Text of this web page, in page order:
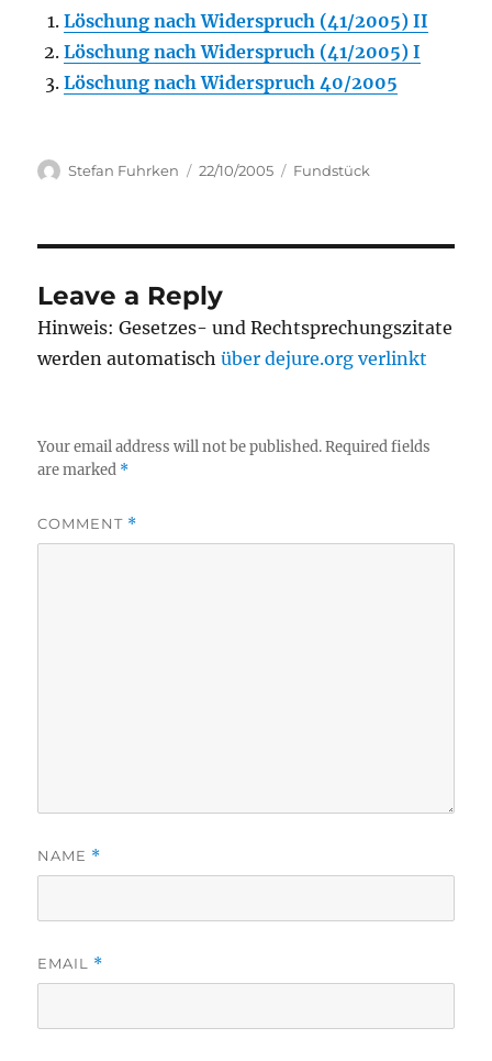
Löschung nach Widerspruch (41/2005) II
Löschung nach Widerspruch (41/2005) I
Löschung nach Widerspruch 40/2005
Author
Stefan Fuhrken
Posted
22/10/2005 Categories
Fundstück
Leave a Reply
Hinweis: Gesetzes- und Rechtsprechungszitate
werden automatischüber dejure.org verlinkt
Your email address will not be published. Required fields
are marked *
COMMENT *
NAME *
EMAIL *